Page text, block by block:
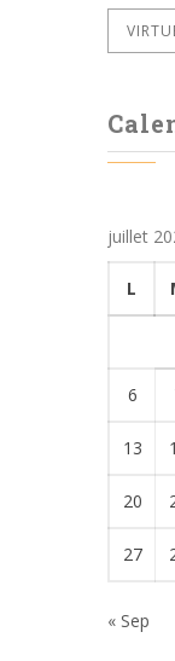
juillet
L
6
13
20
27
« Sep